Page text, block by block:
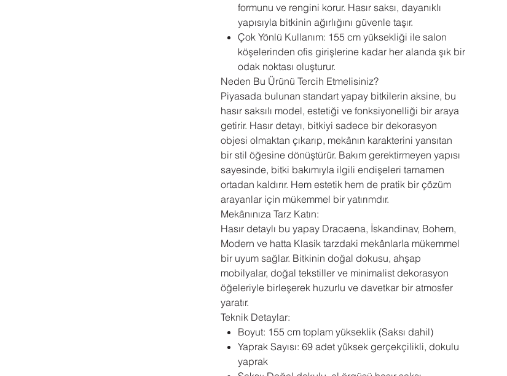
formunu ve rengini korur. Hasır saksı, dayanıklı
yapısıyla bitkinin ağırlığını güvenle taşır.
Çok Yönlü Kullanım: 155 cm yüksekliği ile salon
köşelerinden ofis girişlerine kadar her alanda şık bir
odak noktası oluşturur.
Neden Bu Ürünü Tercih Etmelisiniz?
Piyasada bulunan standart yapay bitkilerin aksine, bu
hasır saksılı model, estetiği ve fonksiyonelliği bir araya
getirir. Hasır detayı, bitkiyi sadece bir dekorasyon
objesi olmaktan çıkarıp, mekânın karakterini yansıtan
bir stil öğesine dönüştürür. Bakım gerektirmeyen yapısı
sayesinde, bitki bakımıyla ilgili endişeleri tamamen
ortadan kaldırır. Hem estetik hem de pratik bir çözüm
arayanlar için mükemmel bir yatırımdır.
Mekânınıza Tarz Katın:
Hasır detaylı bu yapay Dracaena, İskandinav, Bohem,
Modern ve hatta Klasik tarzdaki mekânlarla mükemmel
bir uyum sağlar. Bitkinin doğal dokusu, ahşap
mobilyalar, doğal tekstiller ve minimalist dekorasyon
öğeleriyle birleşerek huzurlu ve davetkar bir atmosfer
yaratır.
Teknik Detaylar:
Boyut: 155 cm toplam yükseklik (Saksı dahil)
Yaprak Sayısı: 69 adet yüksek gerçekçilikli, dokulu
yaprak